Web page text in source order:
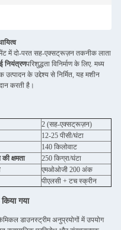
में दो-परत सह-एक्सट्रूज़न तकनीक लाता
नियंत्रणपरिशुद्धता विनिर्माण के लिए. मध्य
के उद्देश्य से निर्मित, यह मशीन
करती है।
2 (सह-एक्सट्रूज़न)
12-25 पीसी/घंटा
140 किलोवाट
क्षमता
250 किग्रा/घंटा
एमओओजी 200 अंक
पीएलसी + टच स्क्रीन
गया
डाउनस्ट्रीम अनुप्रयोगों में उपयोग